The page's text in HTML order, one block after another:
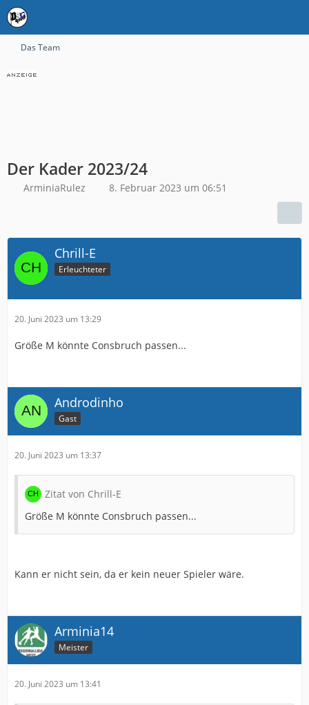
Das Team
Der Kader 2023/24
ArminiaRulez 8. Februar 2023 um 06:51
Chrill-E
Erleuchteter
20. Juni 2023 um 13:29
Größe M könnte Consbruch passen...
Androdinho
Gast
20. Juni 2023 um 13:37
Zitat von Chrill-E
Größe M könnte Consbruch passen...
Kann er nicht sein, da er kein neuer Spieler wäre.
Arminia14
Meister
20. Juni 2023 um 13:41